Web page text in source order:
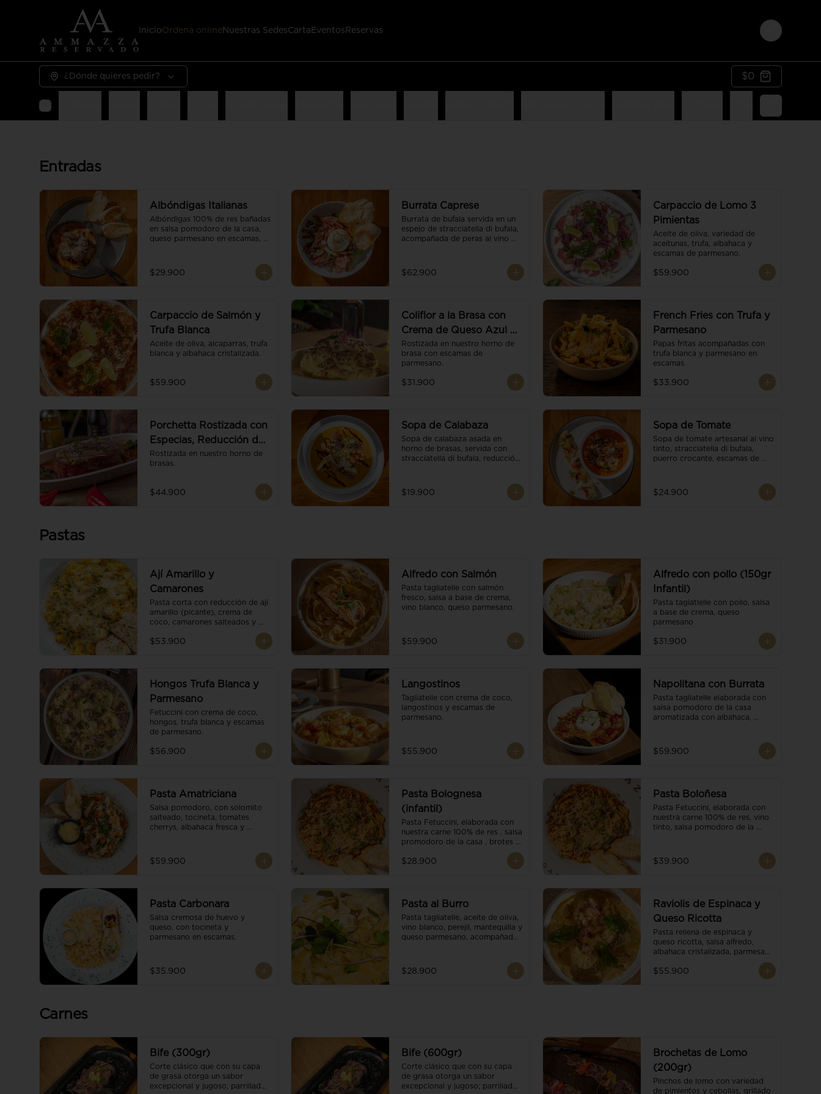
InicioOrdena online Nuestras SedesCarta Eventos Reservas
Login
¿Dónde quieres pedir? $0
Entradas
Albóndigas Italianas
Albóndigas 100% de res bañadas
en salsa pomodoro de la casa,
queso parmesano en escamas,
$29.900
Burrata Caprese
Burrata de bufala servida en un
espejo de stracciatella di bufala,
acompañada de peras al vino
salsa pesto y reducción de
balsámico.
$62.900
Carpaccio de Lomo 3
Pimientas
Aceite de oliva, variedad de
aceitunas, trufa, albahaca y
escamas de parmesano.
$59.900
Carpaccio de Salmón y
Trufa Blanca
Aceite de oliva, alcaparras, trufa
blanca y albahaca cristalizada.
$59.900
Coliflor a la Brasa con
Crema de Queso Azul y
Vino
Rostizada en nuestro horno de
brasa con escamas de
parmesano.
$31.900
French Fries con Trufa y
Parmesano
Papas fritas acompañadas con
trufa blanca y parmesano en
escamas.
$33.900
Porchetta Rostizada con
Especias, Reducción de
Panela y Vino
Rostizada en nuestro horno de
brasas.
$44.900
Sopa de Calabaza
Sopa de calabaza asada en
horno de brasas, servida con
stracciatella di bufala, reducción
$19.900
Sopa de Tomate
Sopa de tomate artesanal al vino
tinto, stracciatella di bufala,
puerro crocante, escamas de
pesto. Acompañado de un
tostón de pan focaccia.
$24.900
Pastas
Ají Amarillo y
Camarones
Pasta corta con reducción de ají
amarillo (picante), crema de
coco, camarones salteados y
$53.900
Alfredo con Salmón
Pasta tagliatelle con salmón
fresco, salsa a base de crema,
vino blanco, queso parmesano.
$59.900
Alfredo con pollo (150gr
Infantil)
Pasta tagiatlelle con pollo, salsa
a base de crema, queso
parmesano
$31.900
Hongos Trufa Blanca y
Parmesano
Fetuccini con crema de coco,
hongos, trufa blanca y escamas
de parmesano.
$56.900
Langostinos
Tagliatelle con crema de coco,
langostinos y escamas de
parmesano.
$55.900
Napolitana con Burrata
Pasta tagliatelle elaborada con
salsa pomodoro de la casa
aromatizada con albahaca,
$59.900
Pasta Amatriciana
Salsa pomodoro, con solomito
salteado, tocineta, tomates
cherrys, albahaca fresca y
$59.900
Pasta Bolognesa
(infantil)
Pasta Fetuccini, elaborada con
nuestra carne 100% de res , salsa
promodoro de la casa , brotes
parmesano.
$28.900
Pasta Boloñesa
Pasta Fetuccini, elaborada con
nuestra carne 100% de res, vino
tinto, salsa pomodoro de la
$39.900
Pasta Carbonara
Salsa cremosa de huevo y
queso, con tocineta y
parmesano en escamas.
$35.900
Pasta al Burro
Pasta tagliatelle, aceite de oliva,
vino blanco, perejil, mantequilla y
queso parmesano, acompañado
$28.900
Raviolis de Espinaca y
Queso Ricotta
Pasta rellena de espinaca y
queso ricotta, salsa alfredo,
albahaca cristalizada, parmesano
$55.900
Carnes
Bife (300gr)
Corte clásico que con su capa
de grasa otorga un sabor
excepcional y jugoso; parrillado
Bife (600gr)
Corte clásico que con su capa
de grasa otorga un sabor
excepcional y jugoso; parrillado
Brochetas de Lomo
(200gr)
Pinchos de lomo con variedad
de pimientos y cebollas, grillado